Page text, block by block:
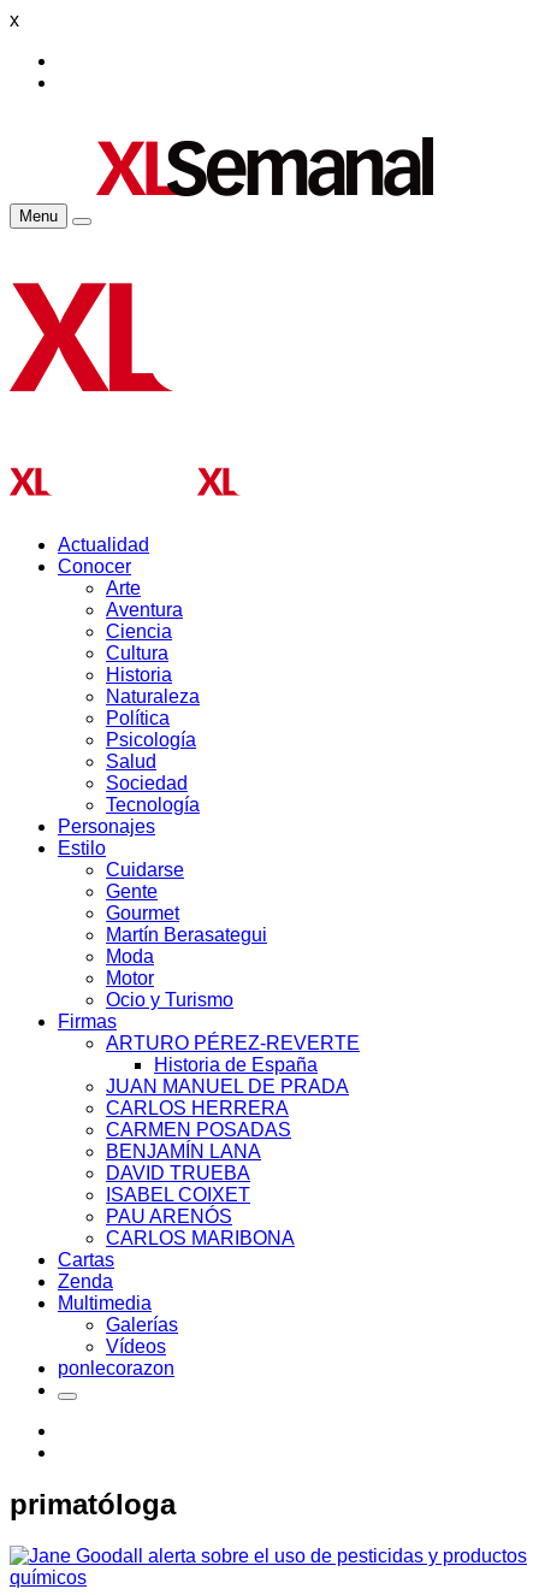
x
Menu
Actualidad
Conocer
Arte
Aventura
Ciencia
Cultura
Historia
Naturaleza
Política
Psicología
Salud
Sociedad
Tecnología
Personajes
Estilo
Cuidarse
Gente
Gourmet
Martín Berasategui
Moda
Motor
Ocio y Turismo
Firmas
ARTURO PÉREZ-REVERTE
Historia de España
JUAN MANUEL DE PRADA
CARLOS HERRERA
CARMEN POSADAS
BENJAMÍN LANA
DAVID TRUEBA
ISABEL COIXET
PAU ARENÓS
CARLOS MARIBONA
Cartas
Zenda
Multimedia
Galerías
Vídeos
ponlecorazon
primatóloga